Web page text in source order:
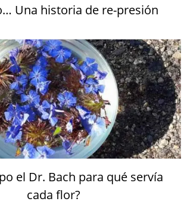
Una historia de re-presión
el Dr. Bach para qué servía
cada flor?